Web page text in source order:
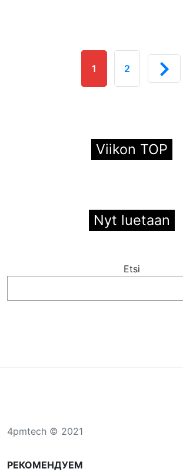
1 2
Viikon TOP
Nyt luetaan
Etsi
4pmtech © 2021
РЕКОМЕНДУЕМ